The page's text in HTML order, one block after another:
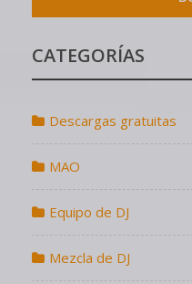
CATEGORÍAS
Descargas gratuitas
MAO
Equipo de DJ
Mezcla de DJ